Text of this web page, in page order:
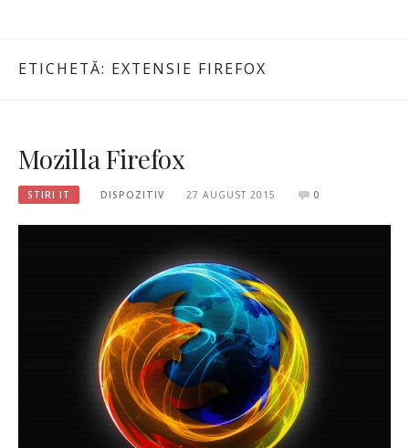
ETICHETĂ: EXTENSIE FIREFOX
Mozilla Firefox
STIRI IT DISPOZITIV 27 AUGUST 2015 0